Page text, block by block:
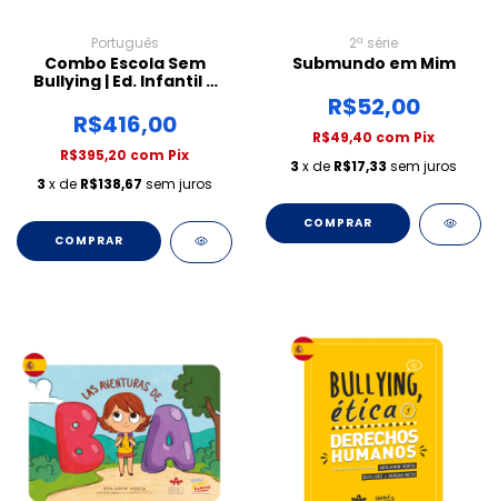
Português
Combo Escola Sem
Bullying | Ed. Infantil e
R$416,00
R$395,20 com Pix
3 x de R$138,67 sem juros
2ª série
Submundo em Mim
R$52,00
R$49,40 com Pix
3 x de R$17,33 sem juros
COMPRAR